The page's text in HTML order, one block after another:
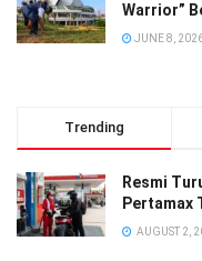
Warrior”
JUNE 8,
Trending
Resmi
Pertamax
AUGUST 2,